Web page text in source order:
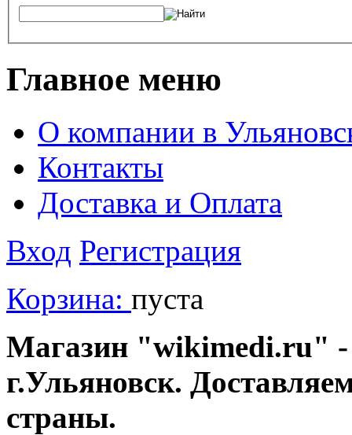
Главное меню
О компании в
Контакты
Доставка и Оплата
Вход Регистрация
Корзина: пуста
Магазин "wikimedi.ru" -
г.Ульяновск.
страны.